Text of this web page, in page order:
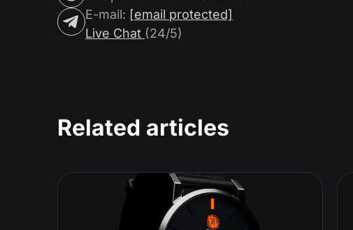
E-mail: [email protected]
Live Chat (24/5)
Related articles